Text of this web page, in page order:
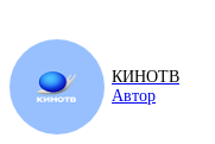
КИНОТВ
Автор